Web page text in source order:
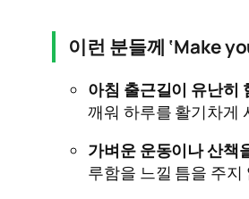
이런 분들께 ‘Make
아침 출근길이 유난히
깨워 하루를 활기차게
가벼운 운동이나 산책
루함을 느낄 틈을 주